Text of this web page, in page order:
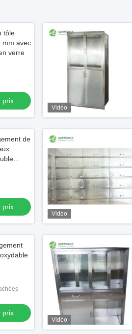
tôle
mm avec
verre
prix
Vidéo
de
prix
Vidéo
prix
Vidéo